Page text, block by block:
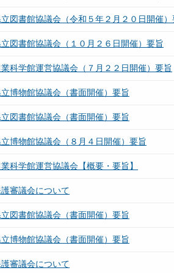
図書館協議会（令和５年２月２０日開催）
図書館協議会（１０月２６日開催）要旨
科学館運営協議会（７月２２日開催）要旨
博物館協議会（書面開催）要旨
図書館協議会（書面開催）要旨
博物館協議会（８月４日開催）要旨
科学館運営協議会【概要・要旨】
審議会について
図書館協議会（書面開催）要旨
博物館協議会（書面開催）要旨
審議会について